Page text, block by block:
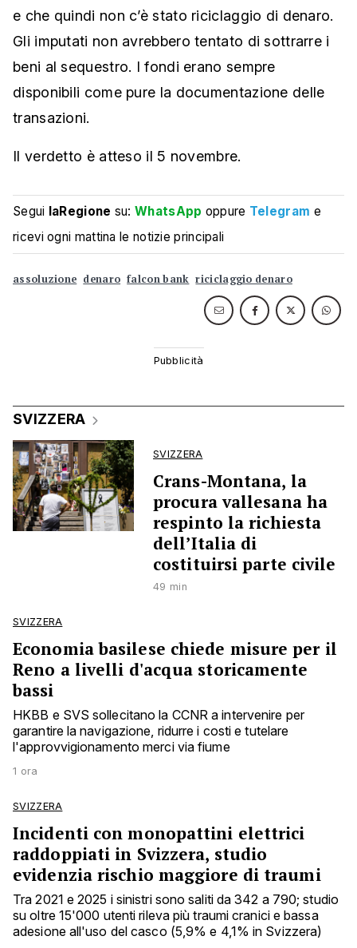
e che quindi non c’è stato riciclaggio di denaro.
Gli imputati non avrebbero tentato di sottrarre i
beni al sequestro. I fondi erano sempre
disponibili come pure la documentazione delle
transazioni.
Il verdetto è atteso il 5 novembre.
Segui laRegione su:WhatsApp oppure Telegram e
ricevi ogni mattina le notizie principali
assoluzione denaro falcon bank riciclaggio denaro
SVIZZERA
SVIZZERA
Crans-Montana, la
procura vallesana ha
respinto la richiesta
dell’Italia di
costituirsi parte civile
49 min
SVIZZERA
Economia basilese chiede misure per il
Reno a livelli d'acqua storicamente
bassi
HKBB e SVS sollecitano la CCNR a intervenire per
garantire la navigazione, ridurre i costi e tutelare
l'approvvigionamento merci via fiume
1 ora
SVIZZERA
Incidenti con monopattini elettrici
raddoppiati in Svizzera, studio
evidenzia rischio maggiore di traumi
Tra 2021 e 2025 i sinistri sono saliti da 342 a 790; studio
su oltre 15'000 utenti rileva più traumi cranici e bassa
adesione all'uso del casco (5,9% e 4,1% in Svizzera)